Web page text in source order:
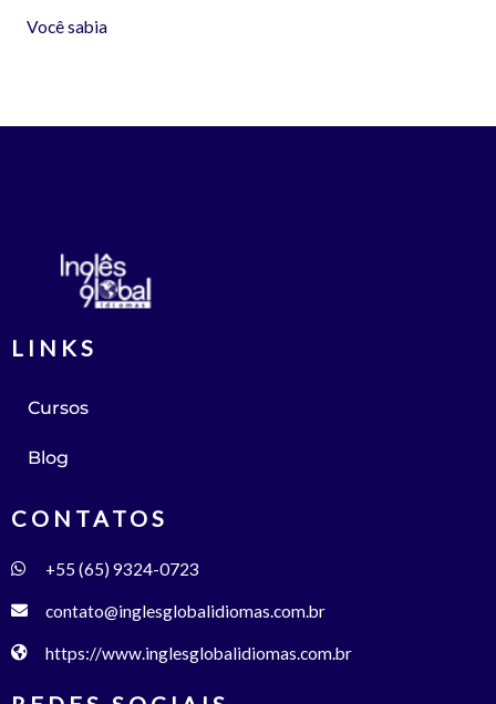
Você sabia
LINKS
Cursos
Blog
CONTATOS
+55 (65) 9324-0723
contato@inglesglobalidiomas.com.br
https://www.inglesglobalidiomas.com.br